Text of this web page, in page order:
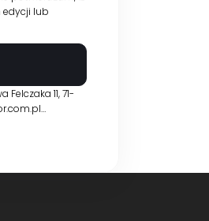
edycji lub
11, 71-